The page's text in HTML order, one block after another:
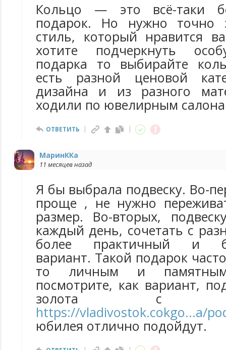
Кольцо — это всё-таки
подарок. Но нужно точно
стиль, который нравится
хотите подчеркнуть
подарка то выбирайте
есть разной ценовой
дизайна и из разного
ходили по ювелирным
ОТВЕТИТЬ
МаринККа
11 месяцев назад
Я бы выбрала подвеску. Во-
проще , не нужно
размер. Во-вторых,
каждый день, сочетать с
более практичный и
вариант. Такой подарок
то личным и
посмотрите, как вариант,
золота с
https://vladivostok.cokgo...a/
юбилея отлично подойдут.